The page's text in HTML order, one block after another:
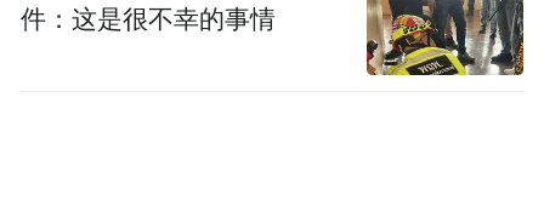
件：这是很不幸的事情